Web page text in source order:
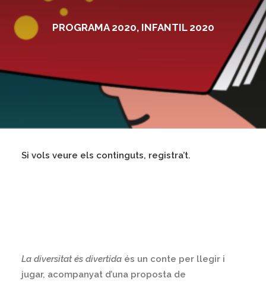
PROGRAMA 2020, INFANTIL 2020
Si vols veure els continguts, registra’t.
La diversitat és divertida és un conte per llegir i
jugar, acompanyat d’una proposta de